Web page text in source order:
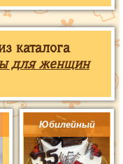
каталога
для женщин
Юбилейный